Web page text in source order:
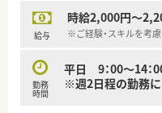
給与
時給2,000円～
※ご経験・スキルを考慮
勤務
時間
平日 9：00～14：
※週2日程の勤務